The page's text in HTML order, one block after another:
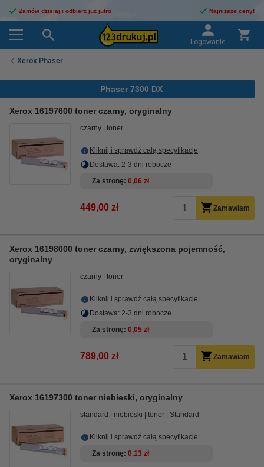
Zamów dzisiaj i odbierz już jutro Najniższe ceny!
Logowanie
Xerox Phaser
Phaser 7300 DX
Xerox 16197600 toner czarny, oryginalny
czarny toner
Kliknij i sprawdź całą specyfikacje
Dostawa: 2-3 dni robocze
Za stronę 0,06 zł
449,00 zł Zamawiam
Xerox 16198000 toner czarny, zwiększona pojemność,
oryginalny
czarny toner
Kliknij i sprawdź całą specyfikacje
Dostawa: 2-3 dni robocze
Za stronę 0,05 zł
789,00 zł Zamawiam
Xerox 16197300 toner niebieski, oryginalny
standard niebieski toner Standard
Kliknij i sprawdź całą specyfikacje
Za stronę 0,13 zł